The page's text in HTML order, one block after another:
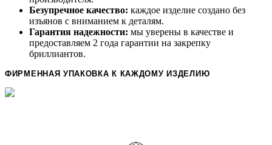
Безупречное качество: каждое изделие создано без
изъянов с вниманием к деталям.
Гарантия надежности: мы уверены в качестве и
предоставляем 2 года гарантии на закрепку
бриллиантов.
ФИРМЕННАЯ УПАКОВКА К КАЖДОМУ ИЗДЕЛИЮ